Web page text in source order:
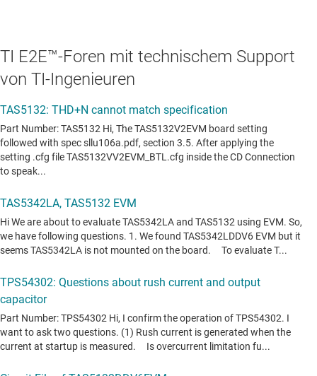
TI E2E™-Foren mit technischem Support
von TI-Ingenieuren